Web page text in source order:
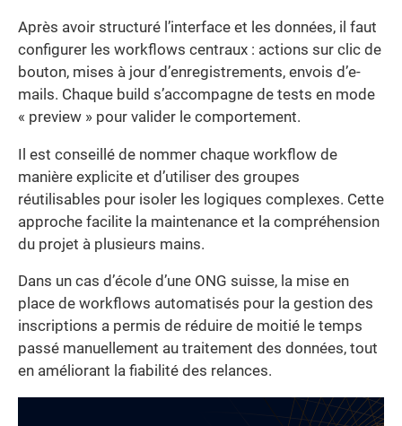
Après avoir structuré l’interface et les données, il faut
configurer les workflows centraux : actions sur clic de
bouton, mises à jour d’enregistrements, envois d’e-
mails. Chaque build s’accompagne de tests en mode
« preview » pour valider le comportement.
Il est conseillé de nommer chaque workflow de
manière explicite et d’utiliser des groupes
réutilisables pour isoler les logiques complexes. Cette
approche facilite la maintenance et la compréhension
du projet à plusieurs mains.
Dans un cas d’école d’une ONG suisse, la mise en
place de workflows automatisés pour la gestion des
inscriptions a permis de réduire de moitié le temps
passé manuellement au traitement des données, tout
en améliorant la fiabilité des relances.